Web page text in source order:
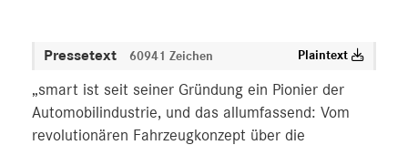
Pressetext 60941 Zeichen Plaintext
„smart ist seit seiner Gründung ein Pionier der
Automobilindustrie, und das allumfassend: Vom
revolutionären Fahrzeugkonzept über die